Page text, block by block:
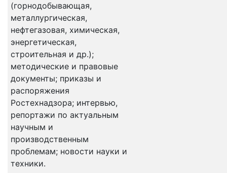
(горнодобывающая,
металлургическая,
нефтегазовая, химическая,
энергетическая,
строительная и др.);
методические и правовые
документы; приказы и
распоряжения
Ростехнадзора; интервью,
репортажи по актуальным
научным и
производственным
проблемам; новости науки и
техники.